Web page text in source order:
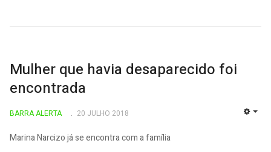
Mulher que havia desaparecido foi
encontrada
BARRA ALERTA 20 JULHO 2018
Marina Narcizo já se encontra com a família